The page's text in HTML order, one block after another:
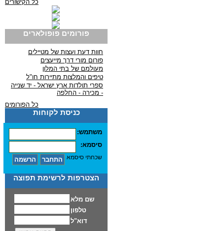
כל הקישורים
פורומים פופולארים
חוות דעת ועצות של מטיילים
פורום מורי דרך מייעצים
מעולמם של בתי המלון
טיפים והמלצות מתיירות חו"ל
ספרי תולדות ארץ ישראל - יד שנייה
- מכירה - החלפה
כל הפורומים
כניסת לקוחות
משתמש:
סיסמא:
שכחתי סיסמא
הצטרפות לרשימת תפוצה